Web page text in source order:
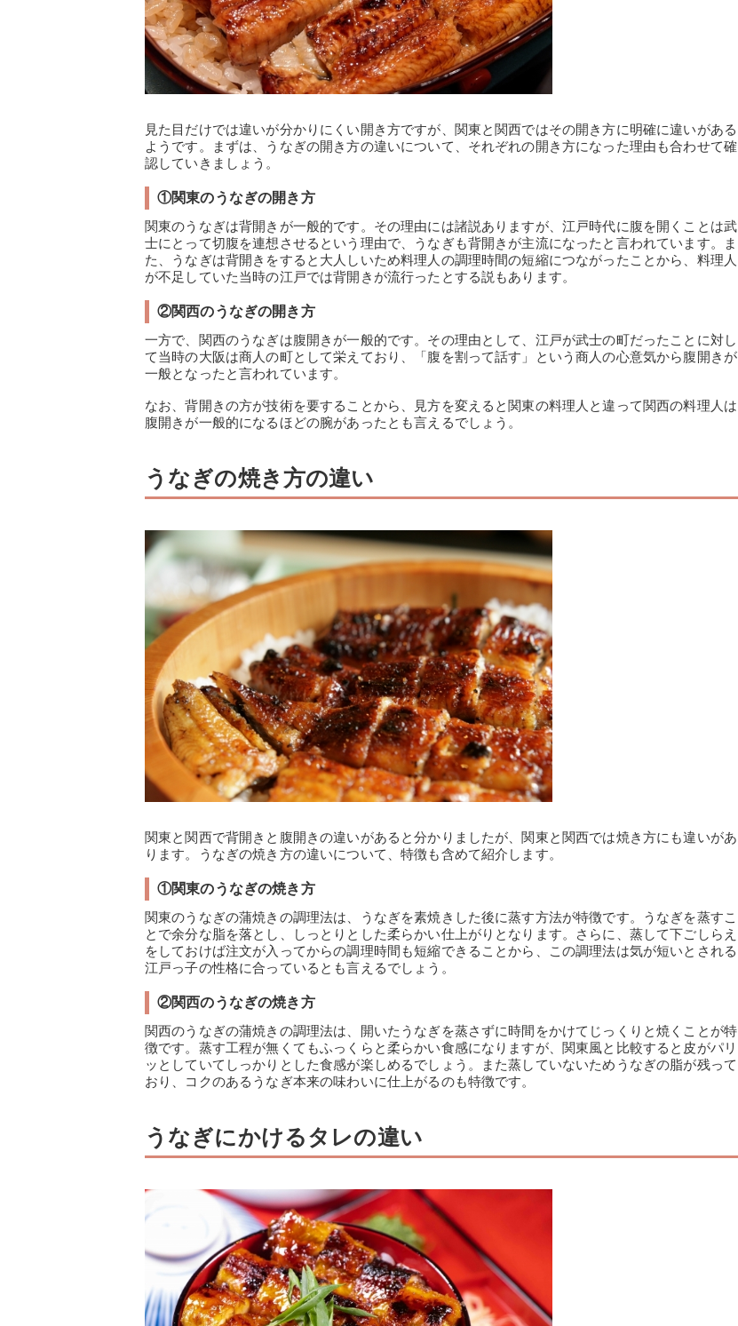
見た目だけでは違いが分かりにくい開き方ですが、関東と関西ではその開き方に明確に違いがある
ようです。まずは、うなぎの開き方の違いについて、それぞれの開き方になった理由も合わせて確
認していきましょう。
①関東のうなぎの開き方
関東のうなぎは背開きが一般的です。その理由には諸説ありますが、江戸時代に腹を開くことは武
士にとって切腹を連想させるという理由で、うなぎも背開きが主流になったと言われています。ま
た、うなぎは背開きをすると大人しいため料理人の調理時間の短縮につながったことから、料理人
が不足していた当時の江戸では背開きが流行ったとする説もあります。
②関西のうなぎの開き方
一方で、関西のうなぎは腹開きが一般的です。その理由として、江戸が武士の町だったことに対し
て当時の大阪は商人の町として栄えており、「腹を割って話す」という商人の心意気から腹開きが
一般となったと言われています。
なお、背開きの方が技術を要することから、見方を変えると関東の料理人と違って関西の料理人は
腹開きが一般的になるほどの腕があったとも言えるでしょう。
うなぎの焼き方の違い
関東と関西で背開きと腹開きの違いがあると分かりましたが、関東と関西では焼き方にも違いがあ
ります。うなぎの焼き方の違いについて、特徴も含めて紹介します。
①関東のうなぎの焼き方
関東のうなぎの蒲焼きの調理法は、うなぎを素焼きした後に蒸す方法が特徴です。うなぎを蒸すこ
とで余分な脂を落とし、しっとりとした柔らかい仕上がりとなります。さらに、蒸して下ごしらえ
をしておけば注文が入ってからの調理時間も短縮できることから、この調理法は気が短いとされる
江戸っ子の性格に合っているとも言えるでしょう。
②関西のうなぎの焼き方
関西のうなぎの蒲焼きの調理法は、開いたうなぎを蒸さずに時間をかけてじっくりと焼くことが特
徴です。蒸す工程が無くてもふっくらと柔らかい食感になりますが、関東風と比較すると皮がパリ
ッとしていてしっかりとした食感が楽しめるでしょう。また蒸していないためうなぎの脂が残って
おり、コクのあるうなぎ本来の味わいに仕上がるのも特徴です。
うなぎにかけるタレの違い